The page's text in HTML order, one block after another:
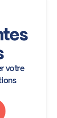
votre